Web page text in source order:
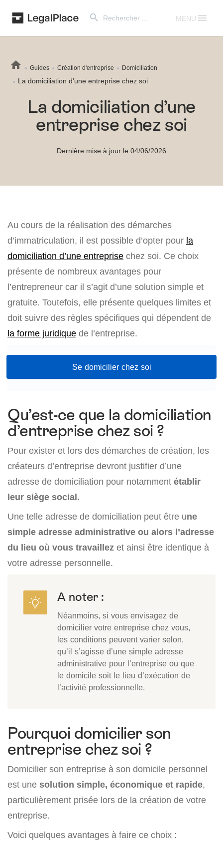
for:
MENU
Guides Création d'entreprise Domiciliation
La domiciliation d’une entreprise chez soi
La domiciliation d’une
entreprise chez soi
Dernière mise à jour le 04/06/2026
Au cours de la réalisation des démarches
d’immatriculation, il est possible d’opter pour la
domiciliation d’une entreprise chez soi. Ce choix
présente de nombreux avantages pour
l’entrepreneur car il s’agit d’une solution simple et
gratuite. Toutefois, elle présente quelques limites et
doit suivre des règles spécifiques qui dépendent de
la forme juridique de l’entreprise.
Se domicilier chez soi
Qu’est-ce que la domiciliation
d’entreprise chez soi ?
Pour exister et lors des démarches de création, les
créateurs d’entreprise devront justifier d’une
adresse de domiciliation pour notamment établir
leur siège social.
Une telle adresse de domiciliation peut être une
simple adresse administrative ou alors l’adresse
du lieu où vous travaillez et ainsi être identique à
votre adresse personnelle.
A noter :
Néanmoins, si vous envisagez de
domicilier votre entreprise chez vous,
les conditions peuvent varier selon,
qu’il s’agisse d’une simple adresse
administrative pour l’entreprise ou que
le domicile soit le lieu d’exécution de
l’activité professionnelle.
Pourquoi domicilier son
entreprise chez soi ?
Domicilier son entreprise à son domicile personnel
est une solution simple, économique et rapide,
particulièrement prisée lors de la création de votre
entreprise.
Voici quelques avantages à faire ce choix :